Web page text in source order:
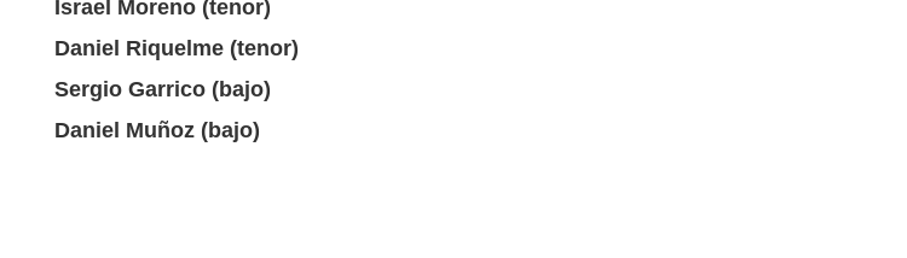
Israel Moreno (tenor)
Daniel Riquelme (tenor)
Sergio Garrico (bajo)
Daniel Muñoz (bajo)